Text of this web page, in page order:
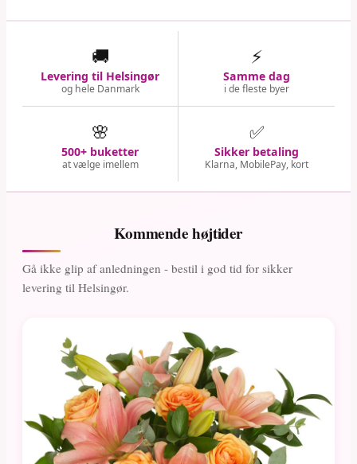
🚚
Levering til Helsingør
og hele Danmark
⚡
Samme dag
i de fleste byer
🌸
500+ buketter
at vælge imellem
✅
Sikker betaling
Klarna, MobilePay, kort
Kommende højtider
Gå ikke glip af anledningen - bestil i god tid for sikker
levering til Helsingør.